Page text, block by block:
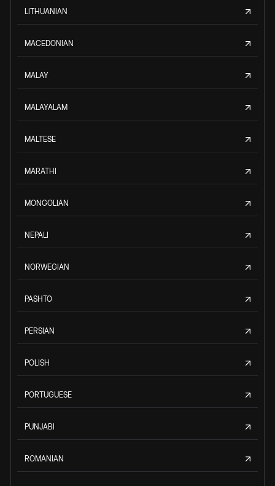
LITHUANIAN
MACEDONIAN
MALAY
MALAYALAM
MALTESE
MARATHI
MONGOLIAN
NEPALI
NORWEGIAN
PASHTO
PERSIAN
POLISH
PORTUGUESE
PUNJABI
ROMANIAN